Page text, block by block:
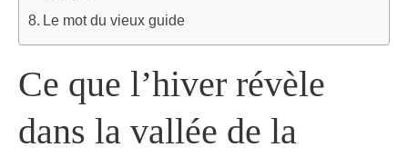
Le mot du vieux guide
Ce que l’hiver révèle
dans la vallée de la